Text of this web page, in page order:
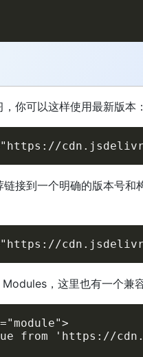
你可以这样使用最新版本：
接到一个明确的版本号
，这里也有一个兼
from 'https://